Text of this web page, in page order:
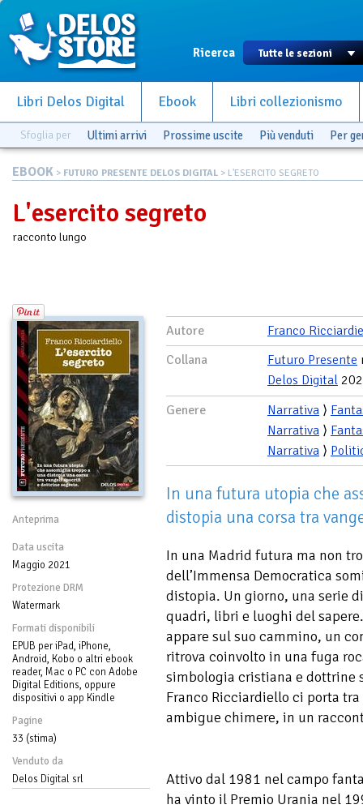
Ricerca
Libri Delos Digital Ebook Libri collezionismo
Sfoglia per Ultimi arrivi Prossime uscite Più venduti Per
EBOOK > FUTURO PRESENTE DELOS DIGITAL > L'ESERCITO SEGRETO
L'esercito segreto
racconto lungo
Anteprima
Data uscita
Maggio 2021
Protezione DRM
Watermark
Formati disponibili
EPUB per iPad, iPhone,
Android, Kobo o altri ebook
reader, Mac o PC con Adobe
Digital Editions, oppure
dispositivi o app Kindle
Pagine
33 (stima)
Venduto da
Delos Digital srl
Autore
Franco
Collana
Futuro Presente
Delos Digital
Genere
Narrativa ⟩
Narrativa ⟩
Narrativa ⟩
In una futura utopia che
distopia una corsa tra
In una Madrid futura ma non
dell’Immensa Democratica
distopia. Un giorno, una serie
quadri, libri e luoghi del
appare sul suo cammino, un
ritrova coinvolto in una fuga
simbologia cristiana e
Franco Ricciardiello ci porta
ambigue chimere, in un
Attivo dal 1981 nel campo
ha vinto il Premio Urania nel